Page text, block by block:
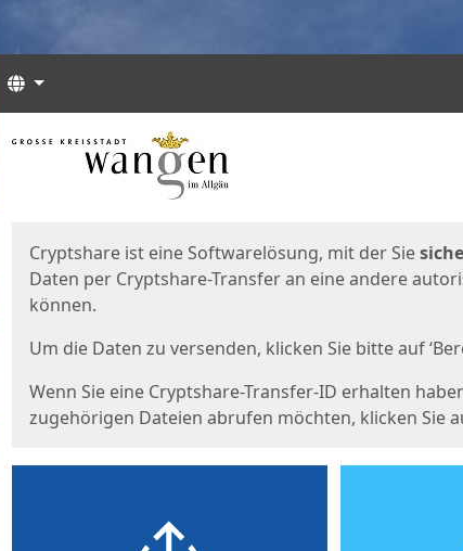
Sprachen
Start
Cryptshare ist eine Softwarelösung, mit der Sie
Daten per Cryptshare-Transfer an eine andere
können.
Um die Daten zu versenden, klicken Sie bitte auf
Wenn Sie eine Cryptshare-Transfer-ID erhalten
zugehörigen Dateien abrufen möchten, klicken Sie